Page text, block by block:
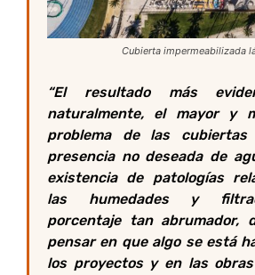
Cubierta impermeabilizada
“El resultado más
naturalmente, el mayor y
problema de las
presencia no deseada de
existencia de patologías
las humedades y
porcentaje tan abrumador,
pensar en que algo se está
los proyectos y en las